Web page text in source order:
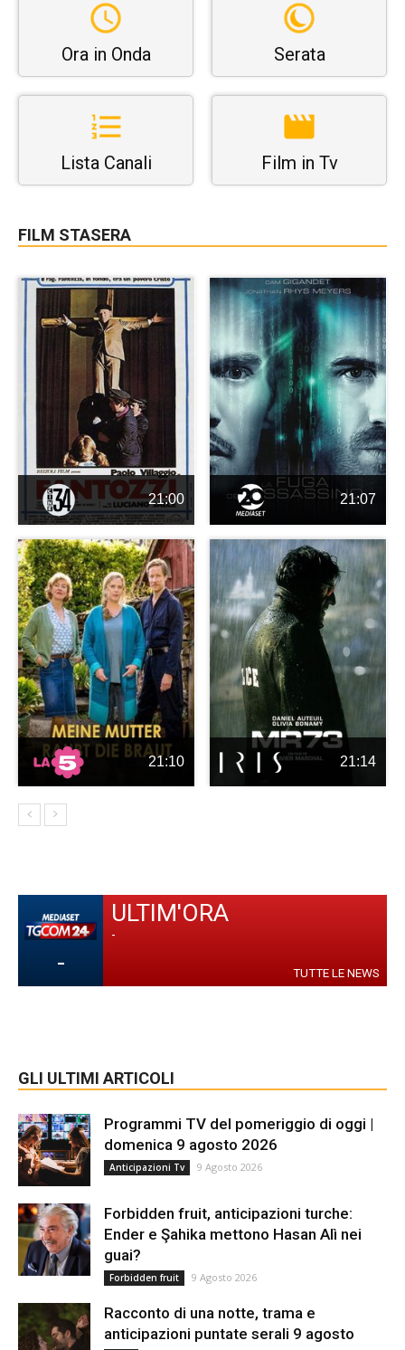
Ora in Onda Serata
Lista Canali Film in Tv
FILM STASERA
21:00 21:07
21:10 21:14
-
ULTIM'ORA
-
TUTTE LE NEWS
GLI ULTIMI ARTICOLI
Programmi TV del pomeriggio di oggi |
domenica 9 agosto 2026
Anticipazioni Tv 9 Agosto 2026
Forbidden fruit, anticipazioni turche:
Ender e Şahika mettono Hasan Alì nei
guai?
Forbidden fruit 9 Agosto 2026
Racconto di una notte, trama e
anticipazioni puntate serali 9 agosto